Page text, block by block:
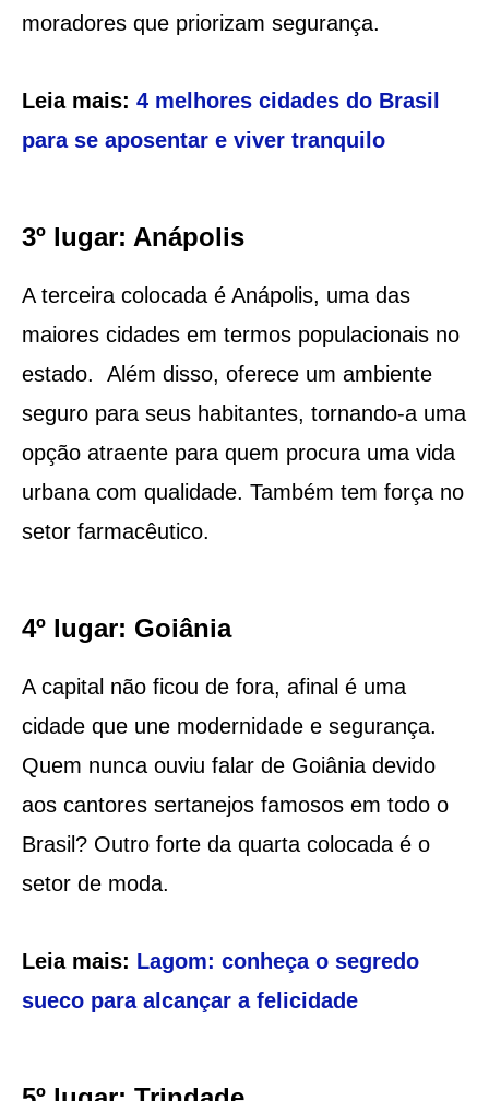
moradores que priorizam segurança.
Leia mais: 4 melhores cidades do Brasil
para se aposentar e viver tranquilo
3º lugar: Anápolis
A terceira colocada é Anápolis, uma das
maiores cidades em termos populacionais no
estado. Além disso, oferece um ambiente
seguro para seus habitantes, tornando-a uma
opção atraente para quem procura uma vida
urbana com qualidade. Também tem força no
setor farmacêutico.
4º lugar: Goiânia
A capital não ficou de fora, afinal é uma
cidade que une modernidade e segurança.
Quem nunca ouviu falar de Goiânia devido
aos cantores sertanejos famosos em todo o
Brasil? Outro forte da quarta colocada é o
setor de moda.
Leia mais: Lagom: conheça o segredo
sueco para alcançar a felicidade